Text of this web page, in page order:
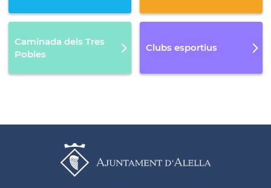
Caminada dels Tres
Pobles
Clubs esportius